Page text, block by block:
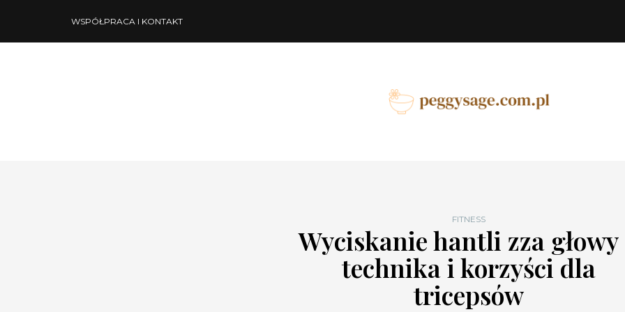
WSPÓŁPRACA I KONTAKT
FITNESS
Wyciskanie hantli zza głowy
technika i korzyści dla
tricepsów